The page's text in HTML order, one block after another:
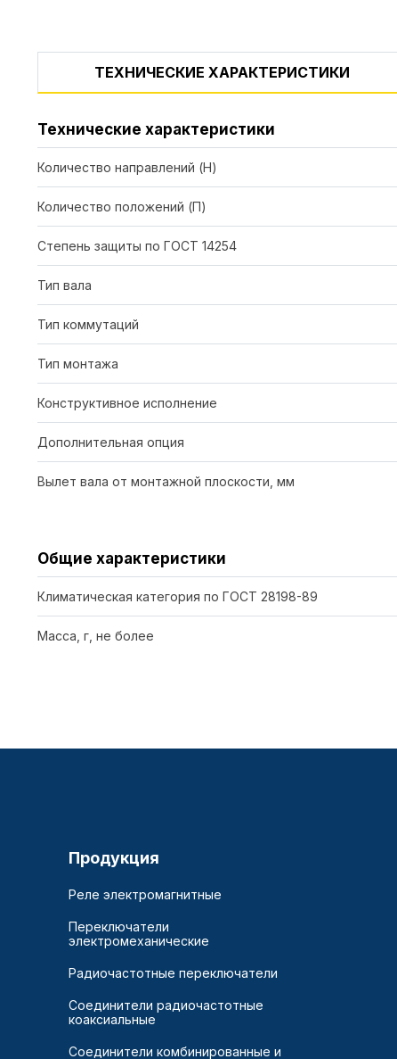
ТЕХНИЧЕСКИЕ ХАРАКТЕРИСТИКИ
Технические характеристики
Количество направлений (Н)
Количество положений (П)
Степень защиты по ГОСТ 14254
Тип вала
Тип коммутаций
Тип монтажа
Конструктивное исполнение
Дополнительная опция
Вылет вала от монтажной плоскости, мм
Общие характеристики
Климатическая категория по ГОСТ 28198-89
Масса, г, не более
Продукция
Реле электромагнитные
Переключатели
электромеханические
Радиочастотные переключатели
Соединители радиочастотные
коаксиальные
Соединители комбинированные и